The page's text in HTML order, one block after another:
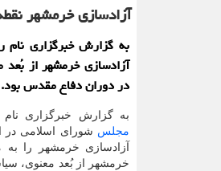
آزادسازی خرمشهر
به گزارش خبرگزاری
آزادسازی خرمشهر از
در دوران دفاع مقدس بود.
به گزارش خبرگزاری نام
مجلس شورای اسلامی در
آزادسازی خرمشهر را
خرمشهر از بُعد معنوی،